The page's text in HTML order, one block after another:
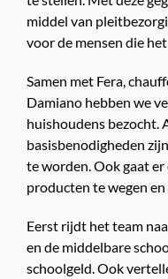
middel van
voor de mensen die
Samen met Fera,
Damiano hebben we
huishoudens bezocht.
basisbenodigheden
te worden. Ook gaat er
producten te wegen
Eerst rijdt het team
en de middelbare
schoolgeld. Ook